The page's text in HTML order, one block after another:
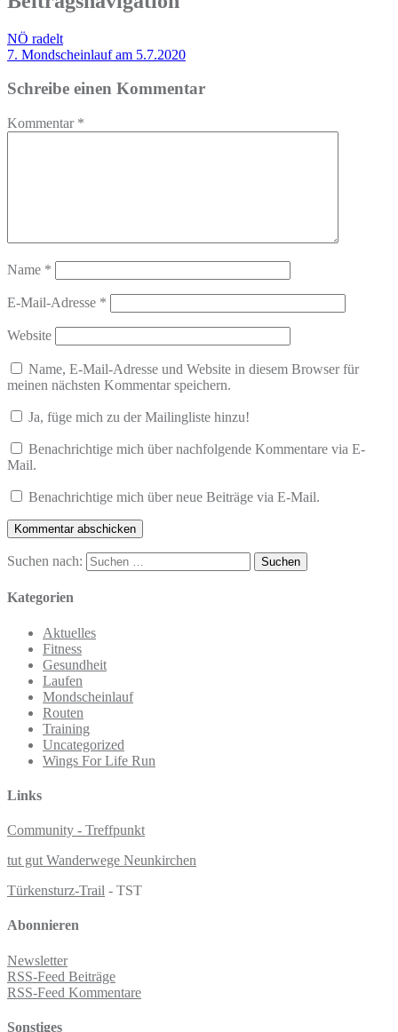
NÖ radelt
7. Mondscheinlauf am 5.7.2020
Schreibe einen Kommentar
Kommentar *
Name *
E-Mail-Adresse *
Website
Name, E-Mail-Adresse und Website in diesem Browser für
meinen nächsten Kommentar speichern.
Ja, füge mich zu der Mailingliste hinzu!
Benachrichtige mich über nachfolgende Kommentare via E-
Mail.
Benachrichtige mich über neue Beiträge via E-Mail.
Suchen nach:
Kategorien
Aktuelles
Fitness
Gesundheit
Laufen
Mondscheinlauf
Routen
Training
Uncategorized
Wings For Life Run
Links
Community - Treffpunkt
tut gut Wanderwege Neunkirchen
Türkensturz-Trail - TST
Abonnieren
Newsletter
RSS-Feed Beiträge
RSS-Feed Kommentare
Sonstiges